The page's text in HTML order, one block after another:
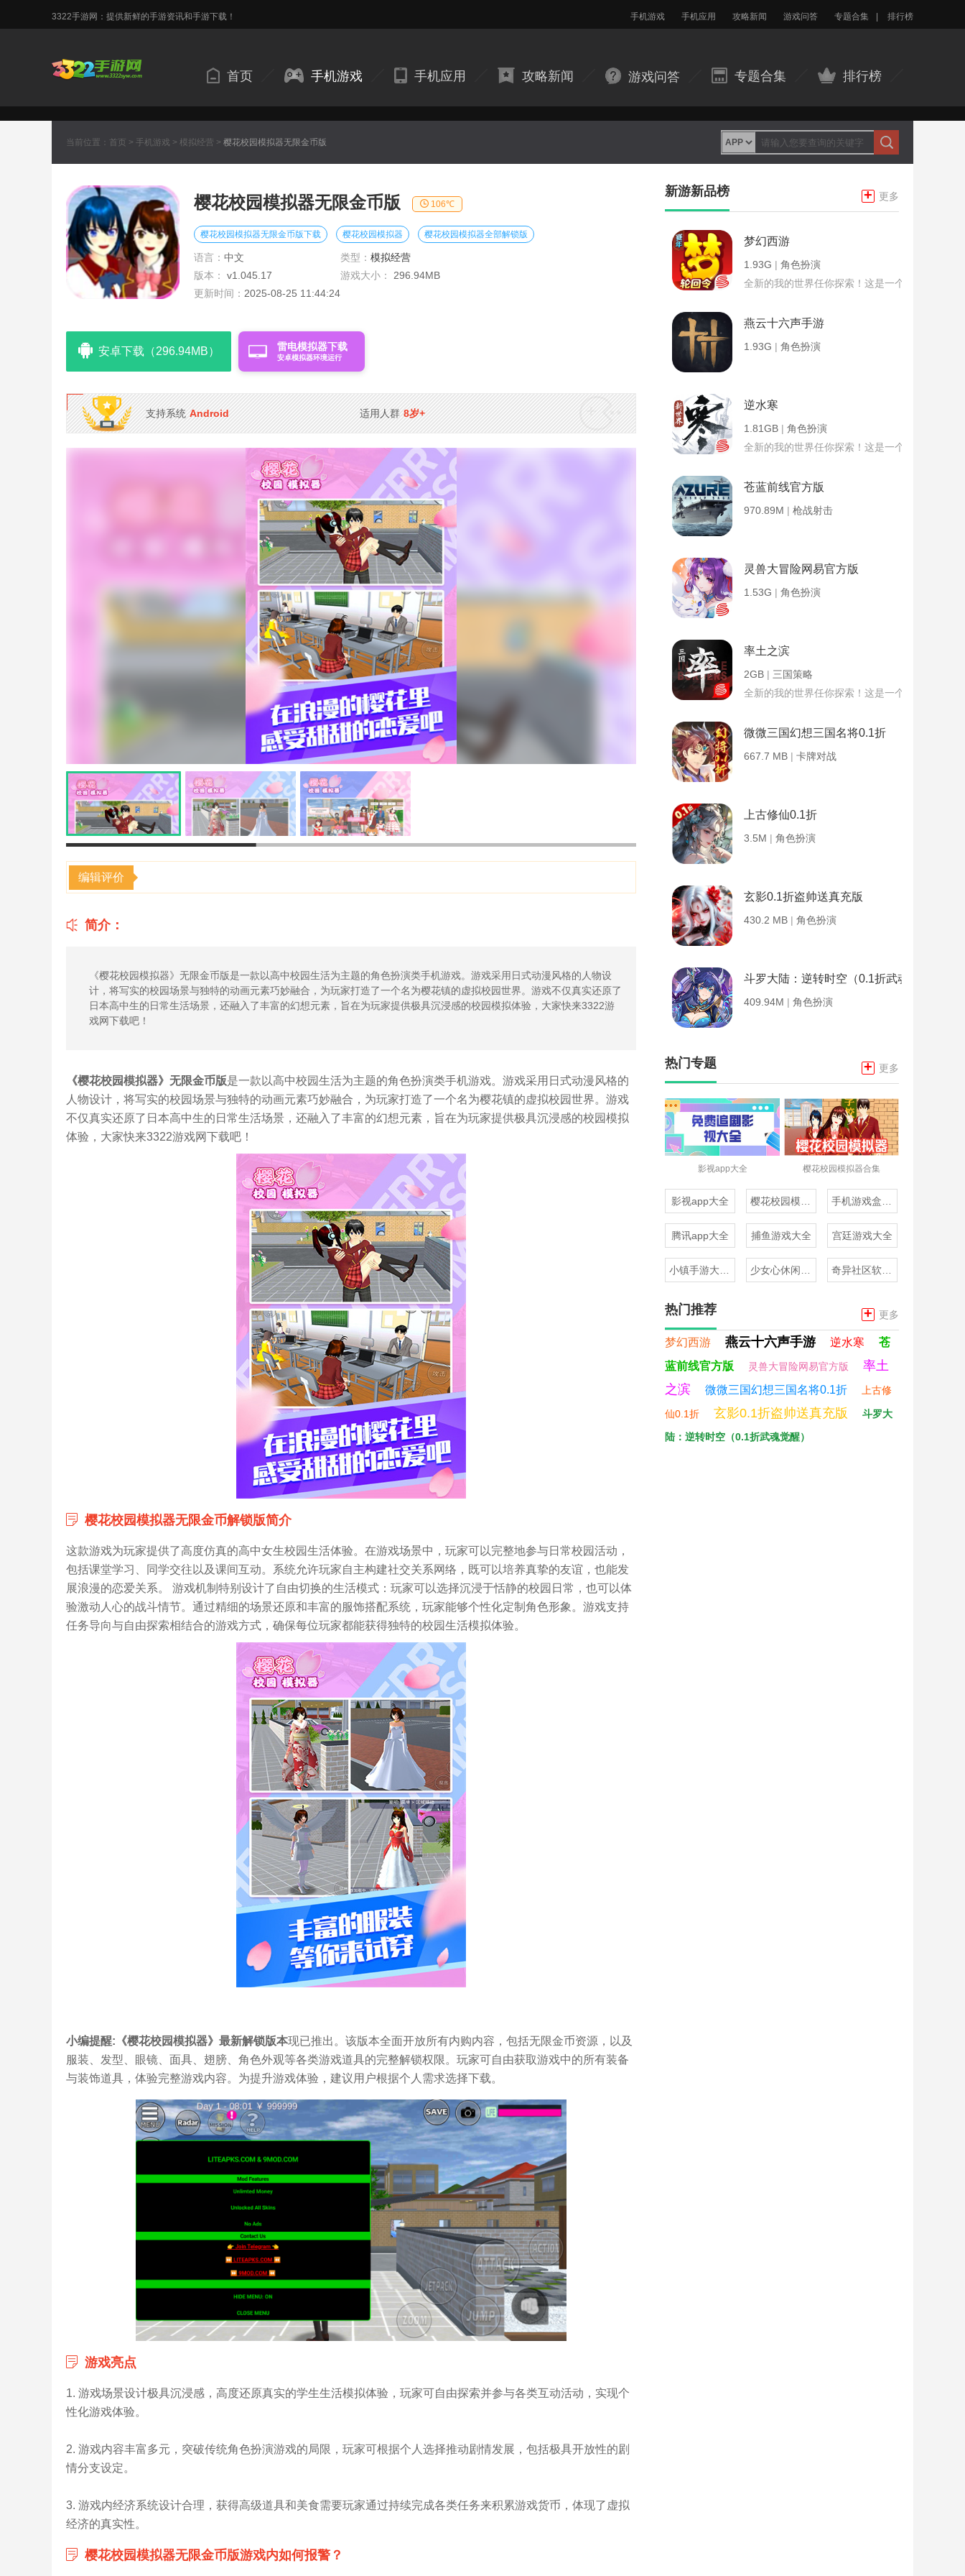
3322手游网：提供新鲜的手游资讯和手游下载！ 手机游戏 手机应用 攻略新闻 游戏问答 专题合集 排行榜
首页 手机游戏 手机应用 攻略新闻 游戏问答 专题合集 排行榜
当前位置： 首页 > 手机游戏 > 模拟经营 > 樱花校园模拟器无限金币版
樱花校园模拟器无限金币版 106℃
樱花校园模拟器无限金币版下载 樱花校园模拟器 樱花校园模拟器全部解锁版
语言： 中文 类型： 模拟经营
版本：
v1.045.17 游戏大小：
296.94MB
更新时间： 2025-08-25 11:44:24
安卓下载（296.94MB） 雷电模拟器下载
安卓模拟器环境运行
支持系统 Android 适用人群 8岁+
编辑评价
简介：
《樱花校园模拟器》无限金币版是一款以高中校园生活为主题的角色扮演类手机游戏。游戏采用日式动漫风格的人物设
计，将写实的校园场景与独特的动画元素巧妙融合，为玩家打造了一个名为樱花镇的虚拟校园世界。游戏不仅真实还原了
日本高中生的日常生活场景，还融入了丰富的幻想元素，旨在为玩家提供极具沉浸感的校园模拟体验，大家快来3322游
戏网下载吧！
《樱花校园模拟器》无限金币版是一款以高中校园生活为主题的角色扮演类手机游戏。游戏采用日式动漫风格的
人物设计，将写实的校园场景与独特的动画元素巧妙融合，为玩家打造了一个名为樱花镇的虚拟校园世界。游戏
不仅真实还原了日本高中生的日常生活场景，还融入了丰富的幻想元素，旨在为玩家提供极具沉浸感的校园模拟
体验，大家快来3322游戏网下载吧！
樱花校园模拟器无限金币解锁版简介
这款游戏为玩家提供了高度仿真的高中女生校园生活体验。在游戏场景中，玩家可以完整地参与日常校园活动，
包括课堂学习、同学交往以及课间互动。系统允许玩家自主构建社交关系网络，既可以培养真挚的友谊，也能发
展浪漫的恋爱关系。 游戏机制特别设计了自由切换的生活模式：玩家可以选择沉浸于恬静的校园日常，也可以体
验激动人心的战斗情节。通过精细的场景还原和丰富的服饰搭配系统，玩家能够个性化定制角色形象。游戏支持
任务导向与自由探索相结合的游戏方式，确保每位玩家都能获得独特的校园生活模拟体验。
小编提醒:《樱花校园模拟器》最新解锁版本现已推出。该版本全面开放所有内购内容，包括无限金币资源，以及
服装、发型、眼镜、面具、翅膀、角色外观等各类游戏道具的完整解锁权限。玩家可自由获取游戏中的所有装备
与装饰道具，体验完整游戏内容。为提升游戏体验，建议用户根据个人需求选择下载。
游戏亮点
1. 游戏场景设计极具沉浸感，高度还原真实的学生生活模拟体验，玩家可自由探索并参与各类互动活动，实现个
性化游戏体验。
2. 游戏内容丰富多元，突破传统角色扮演游戏的局限，玩家可根据个人选择推动剧情发展，包括极具开放性的剧
情分支设定。
3. 游戏内经济系统设计合理，获得高级道具和美食需要玩家通过持续完成各类任务来积累游戏货币，体现了虚拟
经济的真实性。
樱花校园模拟器无限金币版游戏内如何报警？
新游新品榜 + 更多
梦幻西游
1.93G | 角色扮演
全新的我的世界任你探索！这是一个小提示字段。
燕云十六声手游
1.93G | 角色扮演
逆水寒
1.81GB | 角色扮演
全新的我的世界任你探索！这是一个小提示字段。
苍蓝前线官方版
970.89M | 枪战射击
灵兽大冒险网易官方版
1.53G | 角色扮演
率土之滨
2GB | 三国策略
全新的我的世界任你探索！这是一个小提示字段。
微微三国幻想三国名将0.1折
667.7 MB | 卡牌对战
上古修仙0.1折
3.5M | 角色扮演
玄影0.1折盗帅送真充版
430.2 MB | 角色扮演
斗罗大陆：逆转时空（0.1折武魂觉醒）
409.94M | 角色扮演
热门专题 + 更多
影视app大全 樱花校园模拟器合集
影视app大全
腾讯app大全 捕鱼游戏大全 宫廷游戏大全
热门推荐 + 更多
梦幻西游 燕云十六声手游 逆水寒
苍
蓝前线官方版
灵兽大冒险网易官方版
率土
之滨
微微三国幻想三国名将0.1折 上古修
仙0.1折 玄影0.1折盗帅送真充版
斗罗大
陆：逆转时空（0.1折武魂觉醒）